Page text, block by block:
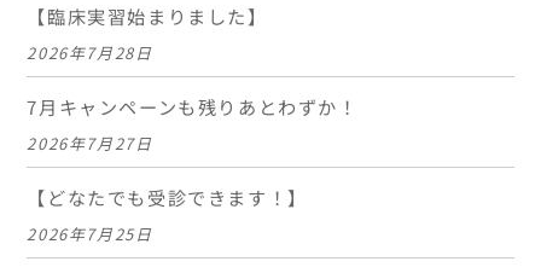
【臨床実習始まりました】
2026年7月28日
7月キャンペーンも残りあとわずか！
2026年7月27日
【どなたでも受診できます！】
2026年7月25日